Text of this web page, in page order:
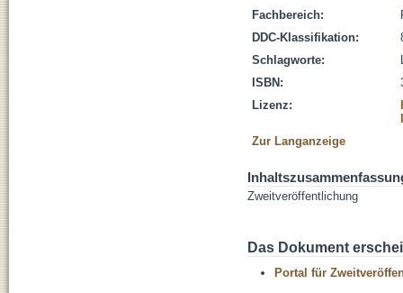
Fachbereich:
DDC-Klassifikation:
Schlagworte:
ISBN:
Lizenz:
Zur Langanzeige
Zweitveröffentlichung
Das Dokument
Portal für